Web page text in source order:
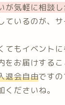
が気軽に相談し
ているのが、サ
てもイベントに
をお届けする
退会自由です
ださいね。